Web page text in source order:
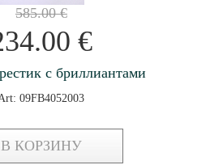
585.00€
€
с бриллиантами
09FB4052003
В КОРЗИНУ